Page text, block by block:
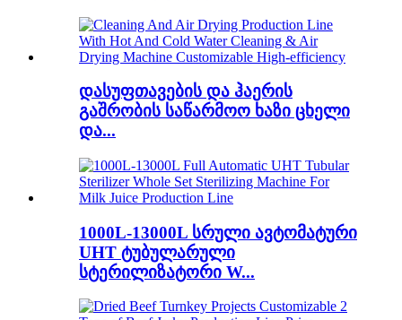
დასუფთავების და ჰაერის
გაშრობის საწარმოო ხაზი ცხელი
და...
1000L-13000L სრული ავტომატური
UHT ტუბულარული
სტერილიზატორი W...